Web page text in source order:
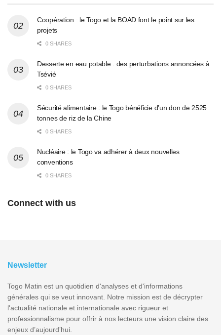
Coopération : le Togo et la BOAD font le point sur les
projets
0 SHARES
Desserte en eau potable : des perturbations annoncées à
Tsévié
0 SHARES
Sécurité alimentaire : le Togo bénéficie d’un don de 2525
tonnes de riz de la Chine
0 SHARES
Nucléaire : le Togo va adhérer à deux nouvelles
conventions
0 SHARES
Connect with us
Newsletter
Togo Matin est un quotidien d'analyses et d'informations
générales qui se veut innovant. Notre mission est de décrypter
l'actualité nationale et internationale avec rigueur et
professionnalisme pour offrir à nos lecteurs une vision claire des
enjeux d’aujourd’hui.